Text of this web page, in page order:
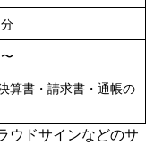
算書・請求書・通帳の
ウドサインなどのサ